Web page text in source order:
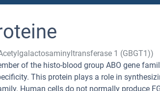
1 (GBGT1))
of the histo-blood group ABO gene
This protein plays a role in
Human cells do not normally produce